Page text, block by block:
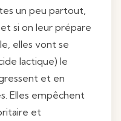
un peu partout,
si on leur prépare
elles vont se
lactique) le
et en
Elles empêchent
et